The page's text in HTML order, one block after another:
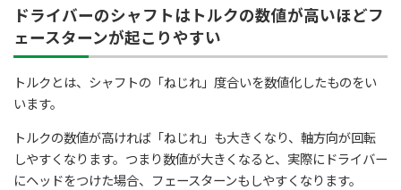
ドライバーのシャフトはトルクの数値が高いほどフ
ェースターンが起こりやすい
トルクとは、シャフトの「ねじれ」度合いを数値化したものをい
います。
トルクの数値が高ければ「ねじれ」も大きくなり、軸方向が回転
しやすくなります。つまり数値が大きくなると、実際にドライバー
にヘッドをつけた場合、フェースターンもしやすくなります。